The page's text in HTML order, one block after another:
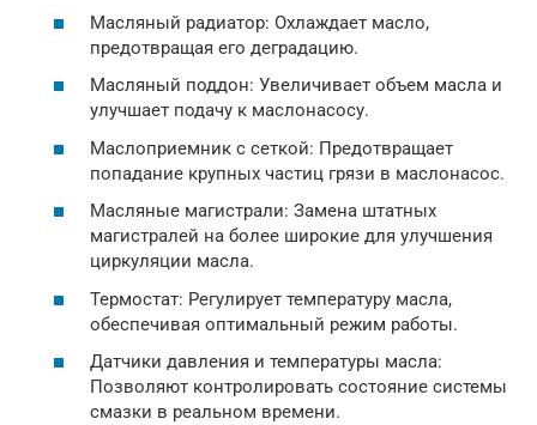
Масляный радиатор: Охлаждает масло,
предотвращая его деградацию.
Масляный поддон: Увеличивает объем масла и
улучшает подачу к маслонасосу.
Маслоприемник с сеткой: Предотвращает
попадание крупных частиц грязи в маслонасос.
Масляные магистрали: Замена штатных
магистралей на более широкие для улучшения
циркуляции масла.
Термостат: Регулирует температуру масла,
обеспечивая оптимальный режим работы.
Датчики давления и температуры масла:
Позволяют контролировать состояние системы
смазки в реальном времени.